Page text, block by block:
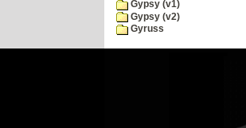
Gypsy (v1)
Gypsy (v2)
Gyruss